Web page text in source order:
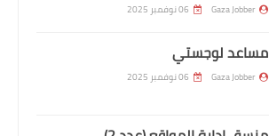
Gaza Jobber 06 نوفمبر 2025
مساعد لوجستي
Gaza Jobber 06 نوفمبر 2025